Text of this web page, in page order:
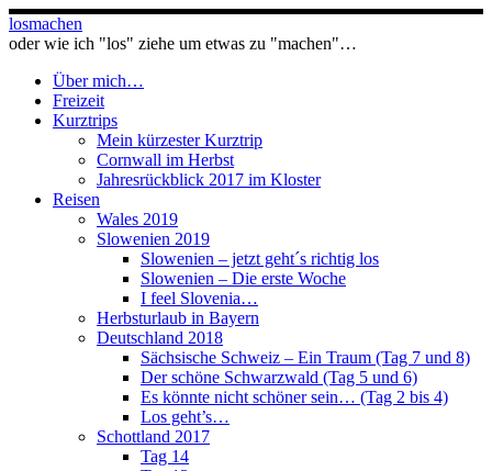
Zum
Inhalt
losmachen
oder wie ich "los" ziehe um etwas zu "machen"…
Über mich…
Freizeit
Kurztrips
Mein kürzester Kurztrip
Cornwall im Herbst
Jahresrückblick 2017 im Kloster
Reisen
Wales 2019
Slowenien 2019
Slowenien – jetzt geht´s richtig los
Slowenien – Die erste Woche
I feel Slovenia…
Herbsturlaub in Bayern
Deutschland 2018
Sächsische Schweiz – Ein Traum (Tag 7 und 8)
Der schöne Schwarzwald (Tag 5 und 6)
Es könnte nicht schöner sein… (Tag 2 bis 4)
Los geht’s…
Schottland 2017
Tag 14